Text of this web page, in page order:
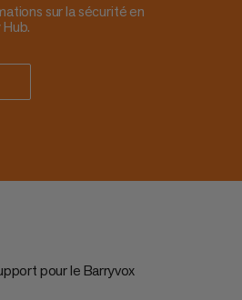
sur la sécurité en
pour le Barryvox